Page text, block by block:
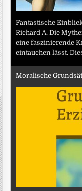
Fantastische
Richard A. Die
eine faszinierende
eintauchen lässt.
Moralische